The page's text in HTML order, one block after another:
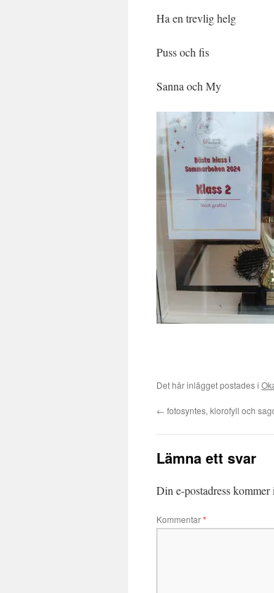
Ha en trevlig helg
Puss och fis
Sanna och My
Det här inlägget postades i
← fotosyntes, klorofyll och
Lämna ett svar
Din e-postadress kommer
Kommentar*